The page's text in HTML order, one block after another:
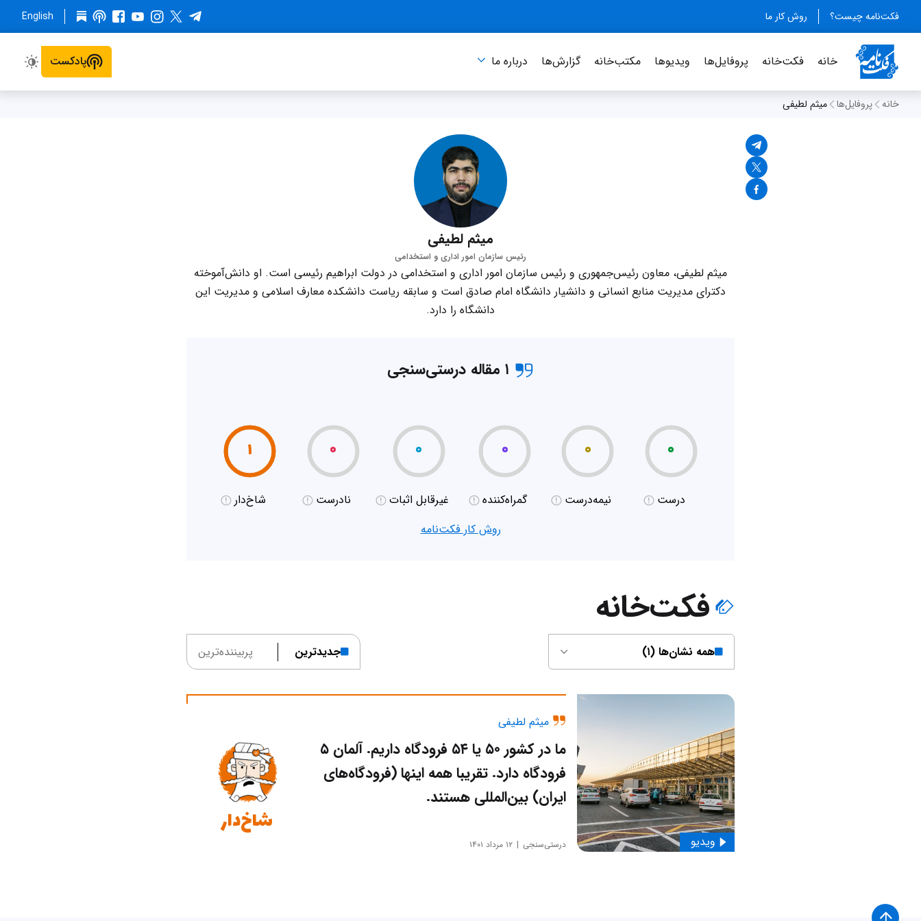
فکت‌نامه چیست؟ روش کار ما English
خانه فکت‌خانه پروفایل‌ها ویدیو‌ها مکتب‌خانه گزارش‌ها درباره‌ ما پادکست
خانه پروفایل‌ها میثم لطیفی
میثم لطیفی
رئیس سازمان امور اداری و استخدامی
میثم لطیفی، معاون رئیس‌جمهوری و رئیس سازمان امور اداری و استخدامی در دولت ابراهیم رئیسی است. او دانش‌آموخته
دکترای مدیریت منابع انسانی و دانشیار دانشگاه امام صادق است و سابقه ریاست دانشکده معارف اسلامی و مدیریت این
دانشگاه را دارد.
۱ مقاله درستی‌سنجی
۰
درست
۰
نیمه‌درست
۰
گمراه‌کننده
۰
غیر‌قابل اثبات
۰
نادرست
۱
شاخ‌دار
روش کار فکت‌نامه
فکت‌خانه
همه نشان‌ها (۱) جدیدترین پربیننده‌ترین
میثم لطیفی
ویدیو
ما در کشور ۵۰ یا ۵۴ فرودگاه داریم. آلمان ۵
فرودگاه دارد. تقریبا همه اینها (فرودگاه‌های
ایران) بین‌المللی هستند.
شاخ‌دار
درستی‌سنجی ۱۲ مرداد ۱۴۰۱